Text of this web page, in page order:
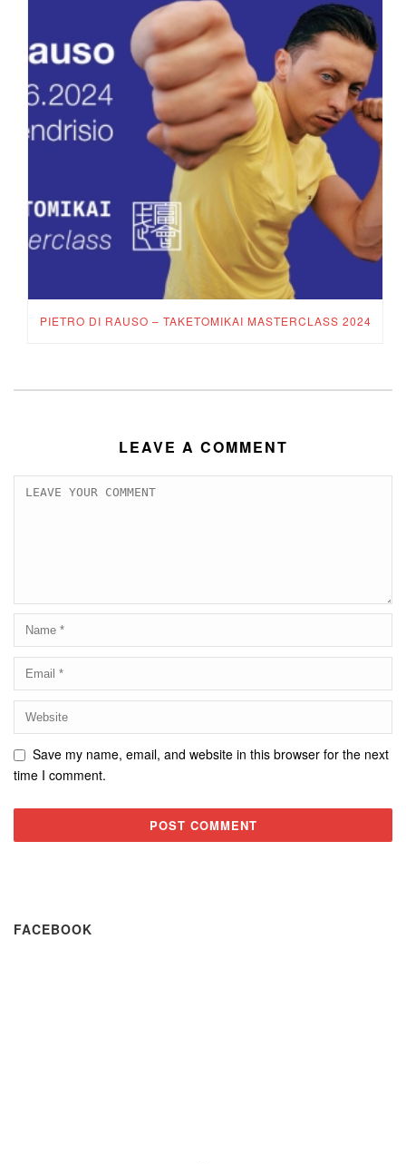
PIETRO DI RAUSO – TAKETOMIKAI MASTERCLASS 2024
LEAVE A COMMENT
Save my name, email, and website in this browser for the next
time I comment.
FACEBOOK